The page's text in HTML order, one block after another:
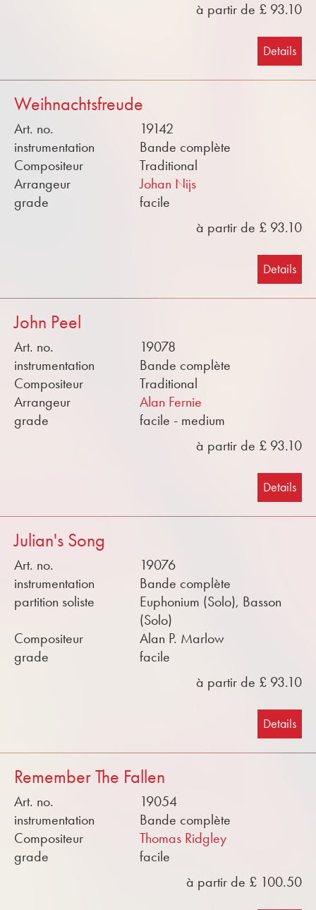
à partir de £ 93.10
Details
Weihnachtsfreude
Art. no.
19142
instrumentation
Bande complète
Compositeur
Traditional
Arrangeur
Johan Nijs
grade
facile
à partir de £ 93.10
Details
John Peel
Art. no.
19078
instrumentation
Bande complète
Compositeur
Traditional
Arrangeur
Alan Fernie
grade
facile - medium
à partir de £ 93.10
Details
Julian's Song
Art. no.
19076
instrumentation
Bande complète
partition soliste
Euphonium (Solo), Basson
(Solo)
Compositeur
Alan P. Marlow
grade
facile
à partir de £ 93.10
Details
Remember The Fallen
Art. no.
19054
instrumentation
Bande complète
Compositeur
Thomas Ridgley
grade
facile
à partir de £ 100.50